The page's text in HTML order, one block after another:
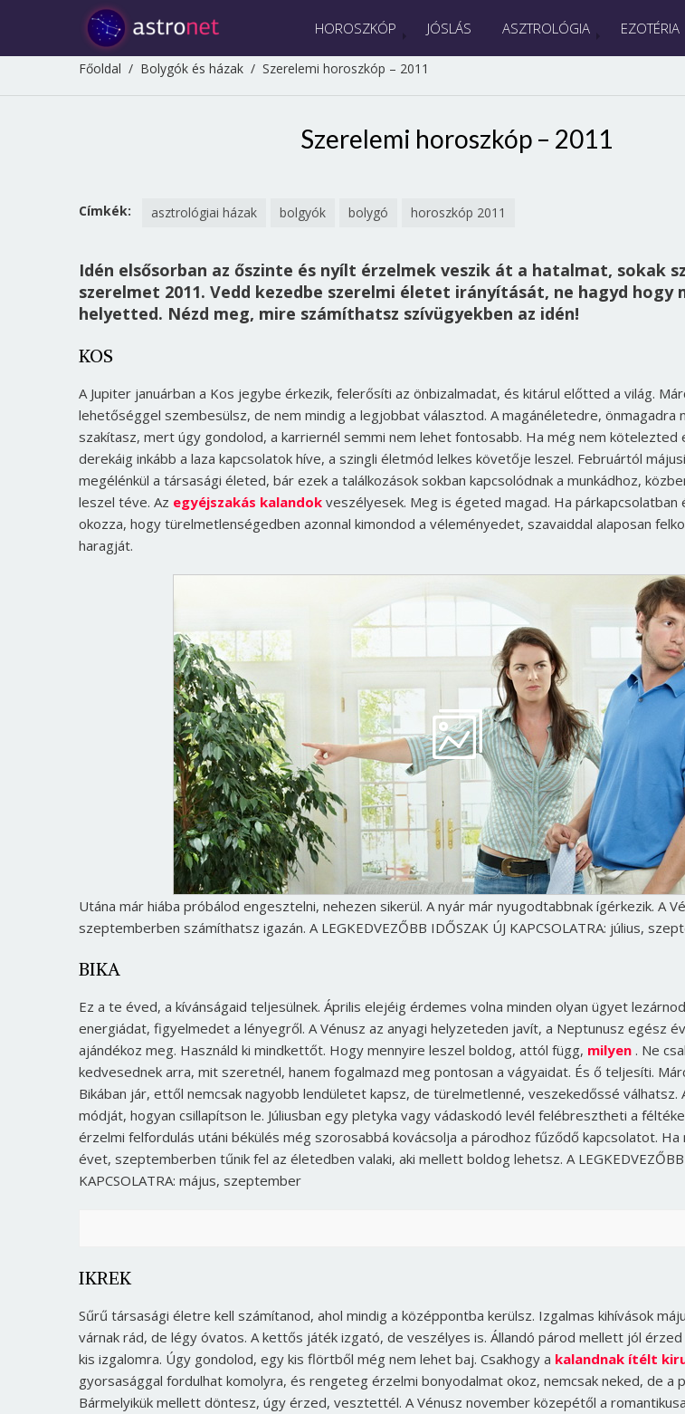
HOROSZKÓP JÓSLÁS ASZTROLÓGIA EZOTÉRIA
Főoldal / Bolygók és házak / Szerelemi horoszkóp – 2011
Szerelemi horoszkóp – 2011
Címkék: asztrológiai házak bolgyók bolygó horoszkóp 2011
Idén elsősorban az őszinte és nyílt érzelmek veszik át a hatalmat, sokak
szerelmet 2011. Vedd kezedbe szerelmi életet irányítását, ne hagyd hogy
helyetted. Nézd meg, mire számíthatsz szívügyekben az idén!
KOS
A Jupiter januárban a Kos jegybe érkezik, felerősíti az önbizalmadat, és kitárul előtted a világ.
lehetőséggel szembesülsz, de nem mindig a legjobbat választod. A magánéletedre, önmagadra
szakítasz, mert úgy gondolod, a karriernél semmi nem lehet fontosabb. Ha még nem kötelezted
derekáig inkább a laza kapcsolatok híve, a szingli életmód lelkes követője leszel. Februártól
megélénkül a társasági életed, bár ezek a találkozások sokban kapcsolódnak a munkádhoz,
leszel téve. Az egyéjszakás kalandok veszélyesek. Meg is égeted magad. Ha
okozza, hogy türelmetlenségedben azonnal kimondod a véleményedet, szavaiddal alaposan
haragját.
Utána már hiába próbálod engesztelni, nehezen sikerül. A nyár már nyugodtabbnak ígérkezik. A
szeptemberben számíthatsz igazán. A LEGKEDVEZŐBB IDŐSZAK ÚJ KAPCSOLATRA: július,
BIKA
Ez a te éved, a kívánságaid teljesülnek. Április elejéig érdemes volna minden olyan ügyet
energiádat, figyelmedet a lényegről. A Vénusz az anyagi helyzeteden javít, a Neptunusz egész
ajándékoz meg. Használd ki mindkettőt. Hogy mennyire leszel boldog, attól függ, milyen . Ne
kedvesednek arra, mit szeretnél, hanem fogalmazd meg pontosan a vágyaidat. És ő teljesíti.
Bikában jár, ettől nemcsak nagyobb lendületet kapsz, de türelmetlenné, veszekedőssé válhatsz.
módját, hogyan csillapítson le. Júliusban egy pletyka vagy vádaskodó levél felébresztheti a
érzelmi felfordulás utáni békülés még szorosabbá kovácsolja a párodhoz fűződő kapcsolatot. Ha
évet, szeptemberben tűnik fel az életedben valaki, aki mellett boldog lehetsz. A LEGKEDVEZŐBB
KAPCSOLATRA: május, szeptember
IKREK
Sűrű társasági életre kell számítanod, ahol mindig a középpontba kerülsz. Izgalmas kihívások
várnak rád, de légy óvatos. A kettős játék izgató, de veszélyes is. Állandó párod mellett jól
kis izgalomra. Úgy gondolod, egy kis flörtből még nem lehet baj. Csakhogy a kalandnak ítélt
gyorsasággal fordulhat komolyra, és rengeteg érzelmi bonyodalmat okoz, nemcsak neked, de a
Bármelyikük mellett döntesz, úgy érzed, vesztettél. A Vénusz november közepétől a